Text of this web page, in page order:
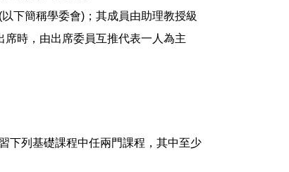
下簡稱學委會)；其成員由助理教授級
時，由出席委員互推代表一人為主
下列基礎課程中任兩門課程，其中至少